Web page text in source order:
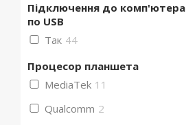
Підключення до комп'ютера
по USB
Так 44
Процесор планшета
MediaTek 11
Qualcomm 2